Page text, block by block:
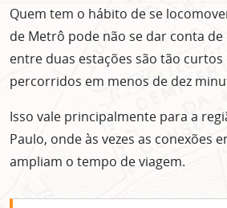
Quem tem o hábito de se
de Metrô pode não se dar conta
entre duas estações são tão
percorridos em menos de dez
Isso vale principalmente para a
Paulo, onde às vezes as conexões
ampliam o tempo de viagem.